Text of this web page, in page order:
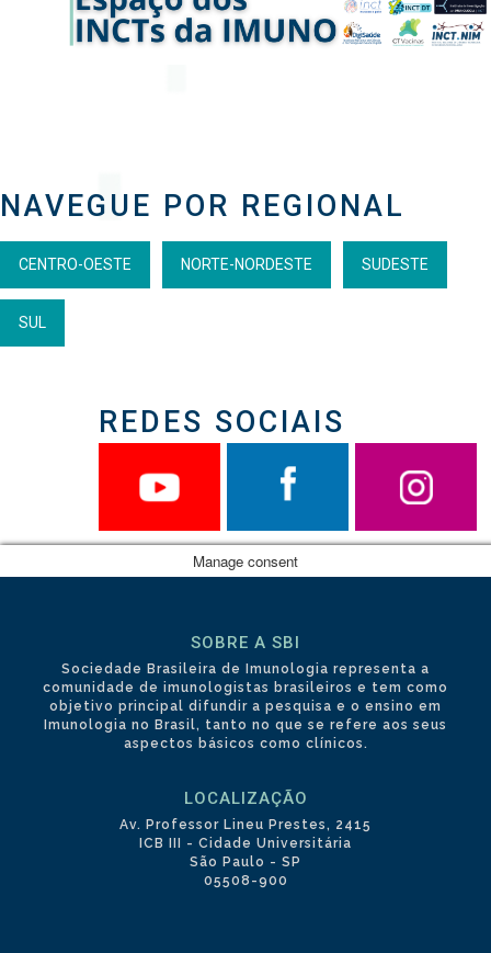
NAVEGUE POR REGIONAL
CENTRO-OESTE NORTE-NORDESTE SUDESTE
SUL
REDES SOCIAIS
SOBRE A SBI
Sociedade Brasileira de Imunologia representa a
comunidade de imunologistas brasileiros e tem como
objetivo principal difundir a pesquisa e o ensino em
Imunologia no Brasil, tanto no que se refere aos seus
aspectos básicos como clínicos.
LOCALIZAÇÃO
Av. Professor Lineu Prestes, 2415
ICB III - Cidade Universitária
São Paulo - SP
05508-900
Manage consent